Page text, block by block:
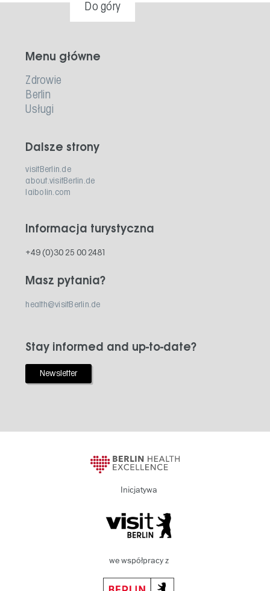
Do góry
Menu główne
Zdrowie
Berlin
Usługi
Dalsze strony
visitBerlin.de
about.visitBerlin.de
laibolin.com
Informacja turystyczna
+49 (0)30 25 00 2481
Masz pytania?
health@visitBerlin.de
Stay informed and up-to-date?
Newsletter
Inicjatywa
we współpracy z